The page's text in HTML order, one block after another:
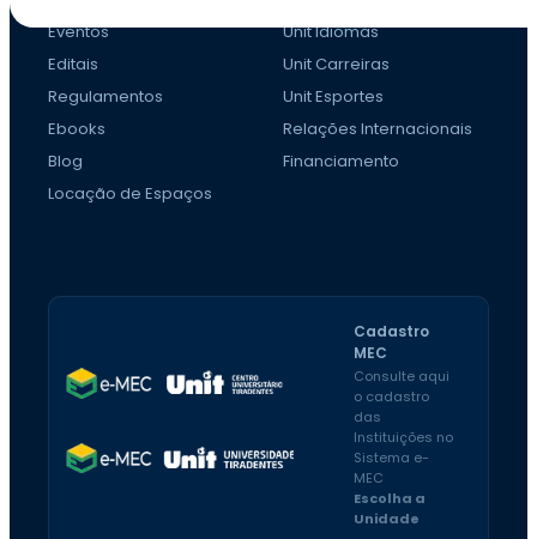
Eventos
Editais
Regulamentos
Ebooks
Blog
Locação de Espaços
Unit Idiomas
Unit Carreiras
Unit Esportes
Relações Internacionais
Financiamento
Cadastro
MEC
Consulte aqui
o cadastro
das
Instituições no
Sistema e-
MEC
Escolha a
Unidade